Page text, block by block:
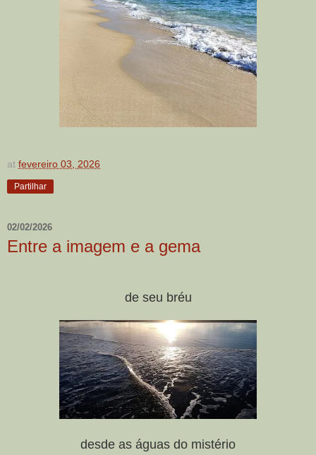
at fevereiro 03, 2026
Partilhar
02/02/2026
Entre a imagem e a gema
de seu bréu
desde as águas do mistério